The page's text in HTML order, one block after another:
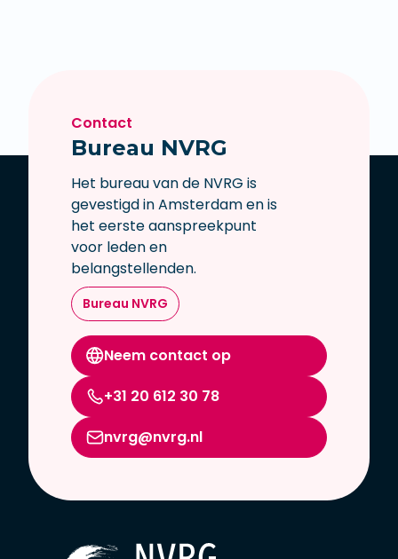
Contact
Bureau NVRG
Het bureau van de NVRG is
gevestigd in Amsterdam en is
het eerste aanspreekpunt
voor leden en
belangstellenden.
Bureau NVRG
Neem contact op
+31 20 612 30 78
nvrg@nvrg.nl